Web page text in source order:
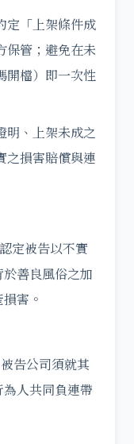
定「上架條件成
保管；避免在未
開檔）即一次性
明、上架未成之
之損害賠償與連
定被告以不實
善良風俗之加
害。
告公司須就其
人共同負連帶